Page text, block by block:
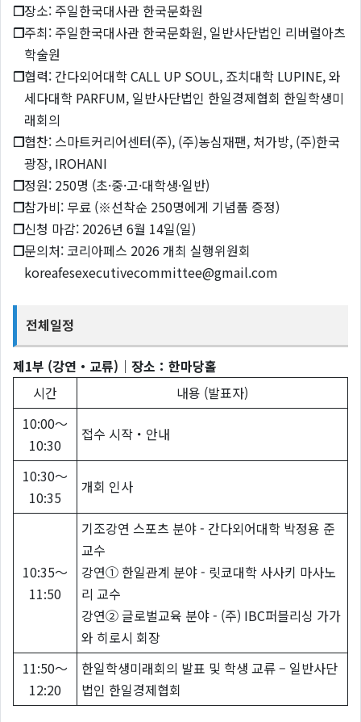
❐장소: 주일한국대사관 한국문화원
❐주최: 주일한국대사관 한국문화원, 일반사단법인 리버럴아츠
학술원
❐협력: 간다외어대학 CALL UP SOUL, 죠치대학 LUPINE, 와
세다대학 PARFUM, 일반사단법인 한일경제협회 한일학생미
래회의
❐협찬: 스마트커리어센터(주), (주)농심재팬, 처가방, (주)한국
광장, IROHANI
❐정원: 250명 (초·중·고·대학생·일반)
❐참가비: 무료 (※선착순 250명에게 기념품 증정)
❐신청 마감: 2026년 6월 14일(일)
❐문의처: 코리아페스 2026 개최 실행위원회
koreafesexecutivecommittee@gmail.com
전체일정
제1부 (강연・교류)｜장소：한마당홀
시간
내용 (발표자)
10:00～
10:30
접수 시작・안내
10:30～
10:35
개회 인사
10:35～
11:50
기조강연 스포츠 분야 - 간다외어대학 박정용 준
교수
강연① 한일관계 분야 - 릿쿄대학 사사키 마사노
리 교수
강연② 글로벌교육 분야 - (주) IBC퍼블리싱 가가
와 히로시 회장
11:50～
12:20
한일학생미래회의 발표 및 학생 교류 – 일반사단
법인 한일경제협회